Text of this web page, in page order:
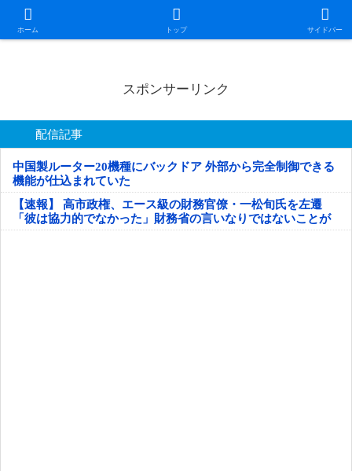
ホーム トップ サイドバー
日本第一！ニュース録
スポンサーリンク
配信記事
中国製ルーター20機種にバックドア 外部から完全制御できる
機能が仕込まれていた
【速報】 高市政権、エース級の財務官僚・一松旬氏を左遷
「彼は協力的でなかった」財務省の言いなりではないことが
判明